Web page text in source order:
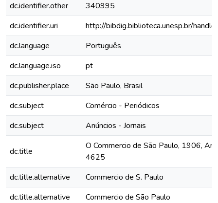
dc.identifier.other
340995
dc.identifier.uri
http://bibdig.biblioteca.unesp.br/
dc.language
Português
dc.language.iso
pt
dc.publisher.place
São Paulo, Brasil
dc.subject
Comércio - Periódicos
dc.subject
Anúncios - Jornais
dc.title
O Commercio de São Paulo, 1906,
4625
dc.title.alternative
Commercio de S. Paulo
dc.title.alternative
Commercio de São Paulo